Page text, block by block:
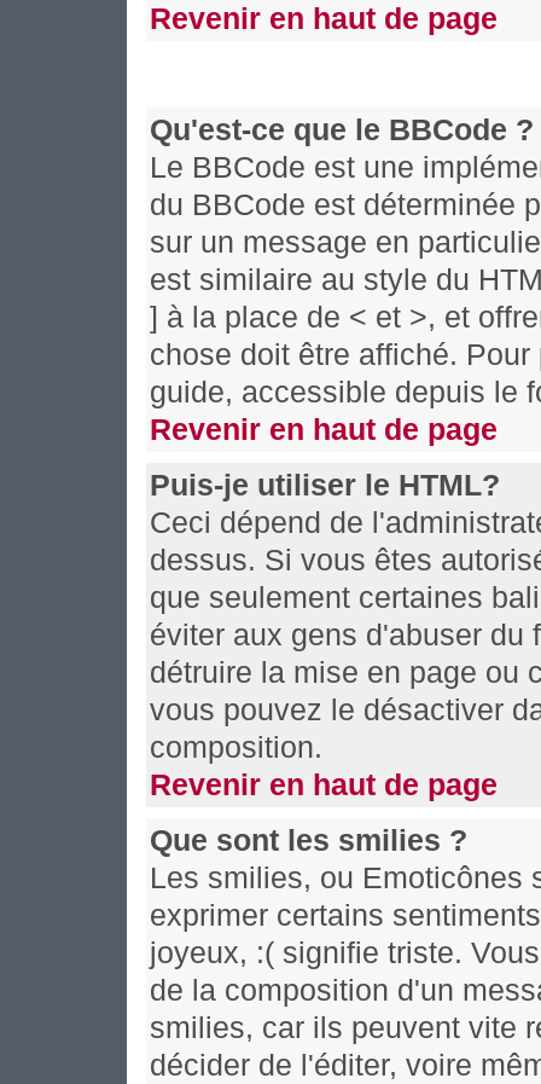
Revenir en haut de page
Qu'est-ce que le BBCode ?
Le BBCode est une
du BBCode est déterminée
sur un message en
est similaire au style du
] à la place de < et >, et
chose doit être affiché.
guide, accessible depuis le
Revenir en haut de page
Puis-je utiliser le HTML?
Ceci dépend de
dessus. Si vous êtes
que seulement certaines
éviter aux gens d'abuser du
détruire la mise en page ou
vous pouvez le désactiver
composition.
Revenir en haut de page
Que sont les smilies ?
Les smilies, ou Emoticônes
exprimer certains
joyeux, :( signifie triste.
de la composition d'un
smilies, car ils peuvent vite
décider de l'éditer, voire